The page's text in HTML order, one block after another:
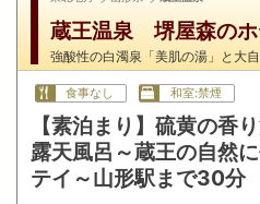
蔵王温泉 堺屋森のホ
強酸性の白濁泉「美肌の湯」と大
食事なし 和室:禁煙
【素泊まり】硫黄の香
露天風呂～蔵王の自然
テイ～山形駅まで30分